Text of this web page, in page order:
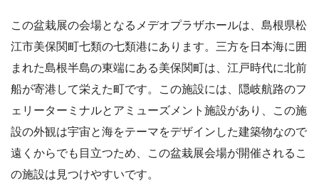
この盆栽展の会場となるメデオプラザホールは、島根県松
江市美保関町七類の七類港にあります。三方を日本海に囲
まれた島根半島の東端にある美保関町は、江戸時代に北前
船が寄港して栄えた町です。この施設には、隠岐航路のフ
ェリーターミナルとアミューズメント施設があり、この施
設の外観は宇宙と海をテーマをデザインした建築物なので
遠くからでも目立つため、この盆栽展会場が開催されるこ
の施設は見つけやすいです。